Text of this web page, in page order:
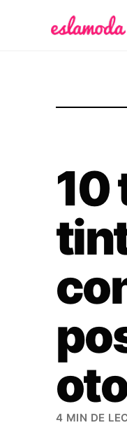
10
4 MIN DE